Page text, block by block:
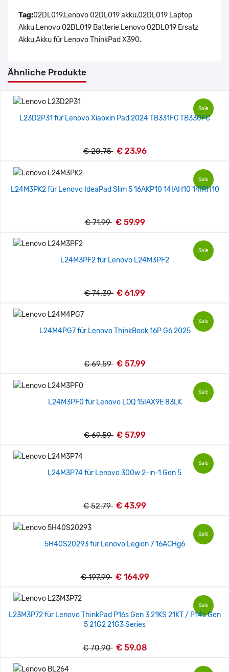
Tag:02DL019,Lenovo 02DL019 akku,02DL019 Laptop
Akku,Lenovo 02DL019 Batterie,Lenovo 02DL019 Ersatz
Akku,Akku für Lenovo ThinkPad X390.
Ähnliche Produkte
Sale
L23D2P31 für Lenovo Xiaoxin Pad 2024 TB331FC TB330FC
€ 28.75 € 23.96
Sale
L24M3PK2 für Lenovo IdeaPad Slim 5 16AKP10 14IAH10 14IRH10
€ 71.99 € 59.99
Sale
L24M3PF2 für Lenovo L24M3PF2
€ 74.39 € 61.99
Sale
L24M4PG7 für Lenovo ThinkBook 16P G6 2025
€ 69.59 € 57.99
Sale
L24M3PF0 für Lenovo LOQ 15IAX9E 83LK
€ 69.59 € 57.99
Sale
L24M3P74 für Lenovo 300w 2-in-1 Gen 5
€ 52.79 € 43.99
Sale
5H40S20293 für Lenovo Legion 7 16ACHg6
€ 197.99 € 164.99
Sale
L23M3P72 für Lenovo ThinkPad P16s Gen 3 21KS 21KT / P14s Gen
5 21G2 21G3 Series
€ 70.90 € 59.08